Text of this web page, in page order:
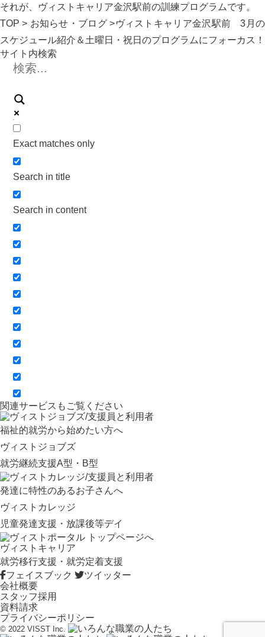
それが、ヴィストキャリア金沢駅前の訓練プログラムです。
TOP > お知らせ・ブログ>ヴィストキャリア金沢駅前 3月の
スケジュール紹介＆土曜日・祝日のプログラムにフォーカス！
サイト内検索
Exact matches only
Search in title
Search in content
関連サービスもご覧ください
福祉的就労から始めたい方へ
ヴィストジョブズ
就労継続支援A型・B型
発達に特性のあるお子さんへ
ヴィストカレッジ
児童発達支援・放課後等デイ
ヴィストキャリア
就労移行支援・就労定着支援
フェイスブック
ツイッター
会社概要
スタッフ採用
資料請求
プライバシーポリシー
© 2022 VISST Inc.